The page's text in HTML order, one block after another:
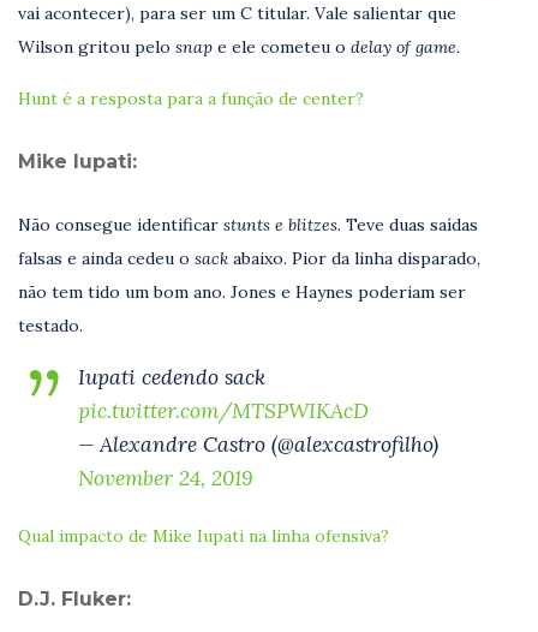
vai acontecer), para ser um C titular. Vale salientar que
Wilson gritou pelo snap e ele cometeu o delay of game.
Hunt é a resposta para a função de center?
Mike Iupati:
Não consegue identificar stunts e blitzes. Teve duas saídas
falsas e ainda cedeu o sack abaixo. Pior da linha disparado,
não tem tido um bom ano. Jones e Haynes poderiam ser
testado.
Iupati cedendo sack
pic.twitter.com/MTSPWIKAcD
— Alexandre Castro (@alexcastrofilho)
November 24, 2019
Qual impacto de Mike Iupati na linha ofensiva?
D.J. Fluker: